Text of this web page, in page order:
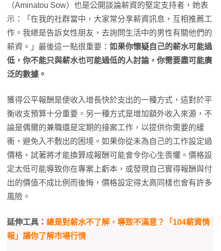
（Aminatou Sow）也是公開談論薪資的堅定支持者，她表
示：「在我的社群當中，大家常分享薪資訊息，互相推薦工
作。我總是告訴女性朋友，去詢問生活中的男性有關他們的
薪資。」最後這一點很重要： 如果你懷疑自己的薪水可能過
低，你不能只與薪水也可能過低的人討論，你需要盡可能廣
泛的數據。
獲得公平報酬是使收入增長快於支出的一種方式，這對於平
衡收支預算十分重要。另一種方式是增加額外收入來源，不
論是偶爾的兼職還是定期的接案工作，以提供你需要的緩
衝，避免入不敷出的困境。如果你從未為自己的工作設定過
價格，試著將才能換算成報酬可能會令你心生畏懼。價格設
定太低可能導致你在專案上虧本，或發現自己實得報酬與付
出的價值不成比例而後悔，價格設定得太高同樣也會有許多
風險。
延伸工具： 總是對薪水不了解，導致不滿意？「104薪資情
報」讓你了解市場行情